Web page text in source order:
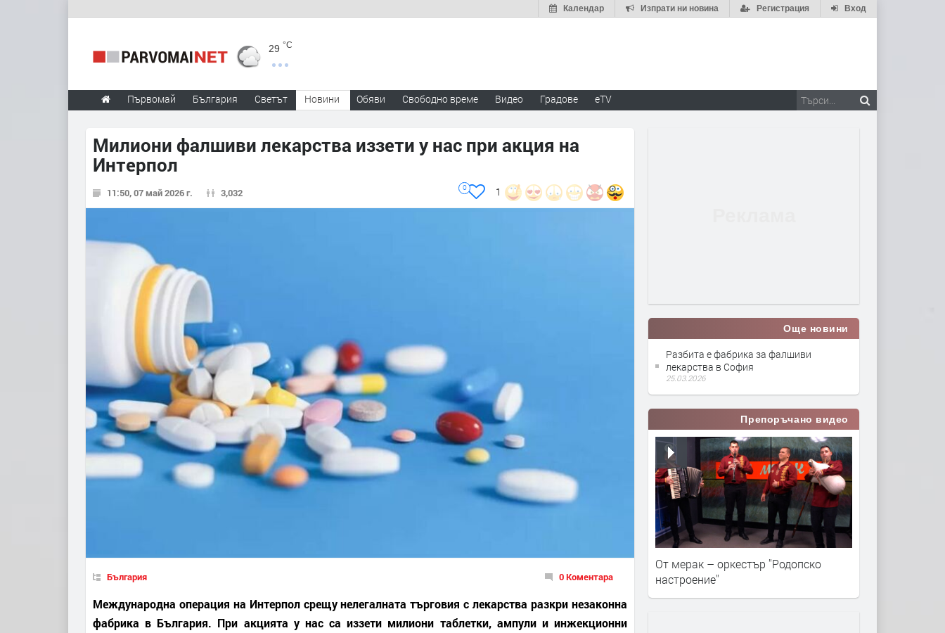
Вход
Регистрация
Изпрати ни новина
Календар
29 °C
Първомай България Светът Новини Обяви Свободно време Видео Градове eTV
Милиони фалшиви лекарства иззети у нас при акция на
Интерпол
11:50, 07 май 2026 г. 3,032 1
0
България 0 Коментара
Международна операция на Интерпол срещу нелегалната търговия с лекарства разкри незаконна
фабрика в България. При акцията у нас са иззети милиони таблетки, ампули и инжекционни
Още новини
Разбита е фабрика за фалшиви
лекарства в София
25.03.2026
Препоръчано видео
От мерак – оркестър ''Родопско
настроение''